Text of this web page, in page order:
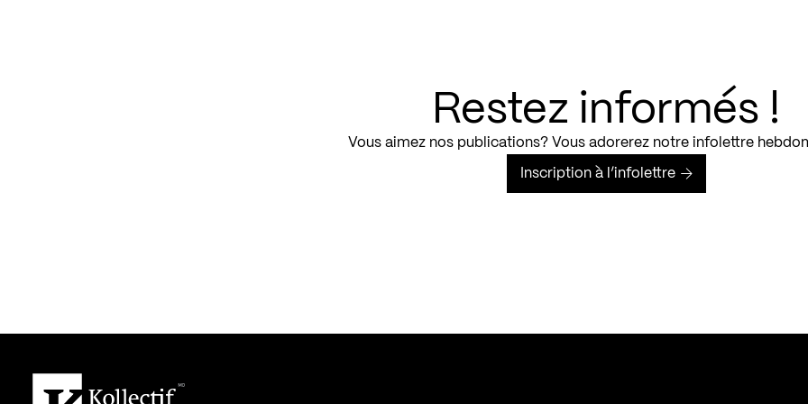
Restez informés !
Vous aimez nos publications? Vous adorerez notre infolettre
Inscription à l’infolettre